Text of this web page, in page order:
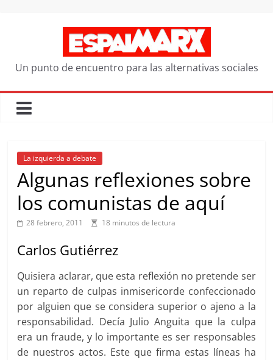
Un punto de encuentro para las alternativas sociales
La izquierda a debate
Algunas reflexiones sobre
los comunistas de aquí
28 febrero, 2011 18 minutos de lectura
Carlos Gutiérrez
Quisiera aclarar, que esta reflexión no pretende ser
un reparto de culpas inmisericorde confeccionado
por alguien que se considera superior o ajeno a la
responsabilidad. Decía Julio Anguita que la culpa
era un fraude, y lo importante es ser responsables
de nuestros actos. Este que firma estas líneas ha